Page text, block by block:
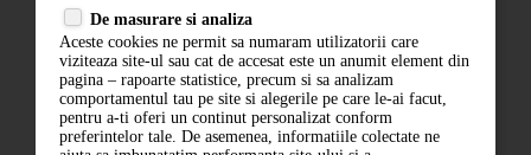
Politica de confidentialitate
ANPC
De masurare si analiza
Aceste cookies ne permit sa numaram utilizatorii care
viziteaza site-ul sau cat de accesat este un anumit element din
pagina – rapoarte statistice, precum si sa analizam
comportamentul tau pe site si alegerile pe care le-ai facut,
pentru a-ti oferi un continut personalizat conform
preferintelor tale. De asemenea, informatiile colectate ne